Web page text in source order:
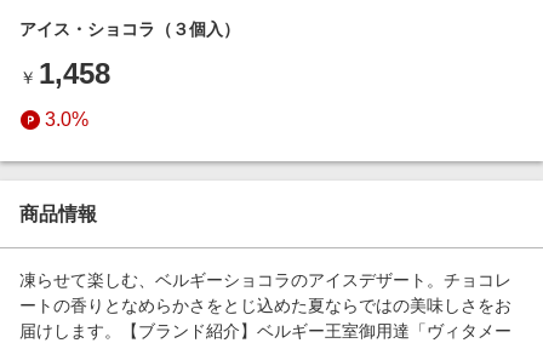
エンタメ
スポーツ・アウトドア・ゴルフ
インテリア・寝具
ペット・花・DIY・車
金融・マネー・保険
デジタルコンテンツ
旅行特集
わくわく夏特集
とことん買い物チャレンジ
Apple公式サイト×楽天カード分割払い
Qoo10メガポ
Samsung ボーナスキャンペーン
週末の高還元 夏の長期版
アイス・ショコラ（３個入）
￥ 1,458
3.0%
商品情報
凍らせて楽しむ、ベルギーショコラのアイスデザート。チョコレ
ートの香りとなめらかさをとじ込めた夏ならではの美味しさをお
届けします。【ブランド紹介】ベルギー王室御用達「ヴィタメー